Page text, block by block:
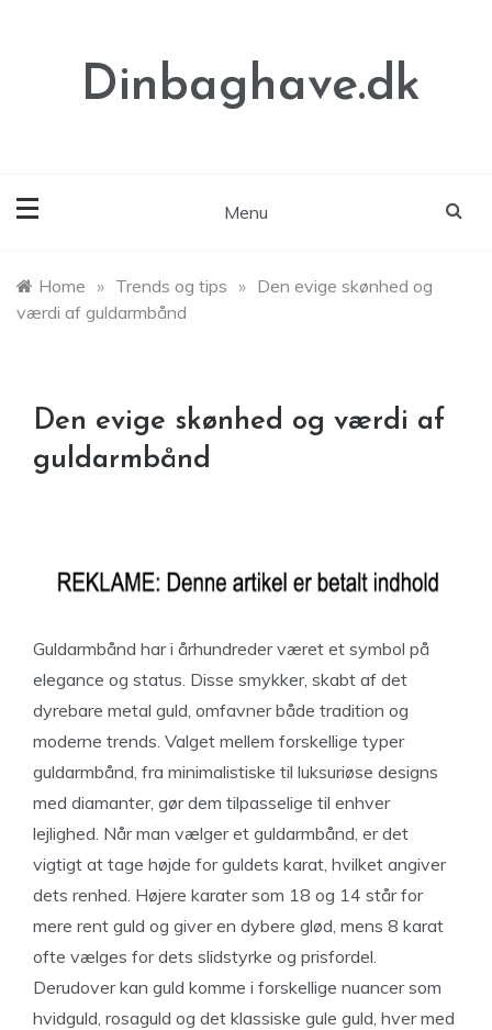
Dinbaghave.dk
Menu
Home » Trends og tips » Den evige skønhed og
værdi af guldarmbånd
Den evige skønhed og værdi af
guldarmbånd
Guldarmbånd har i århundreder været et symbol på
elegance og status. Disse smykker, skabt af det
dyrebare metal guld, omfavner både tradition og
moderne trends. Valget mellem forskellige typer
guldarmbånd, fra minimalistiske til luksuriøse designs
med diamanter, gør dem tilpasselige til enhver
lejlighed. Når man vælger et guldarmbånd, er det
vigtigt at tage højde for guldets karat, hvilket angiver
dets renhed. Højere karater som 18 og 14 står for
mere rent guld og giver en dybere glød, mens 8 karat
ofte vælges for dets slidstyrke og prisfordel.
Derudover kan guld komme i forskellige nuancer som
hvidguld, rosaguld og det klassiske gule guld, hver med